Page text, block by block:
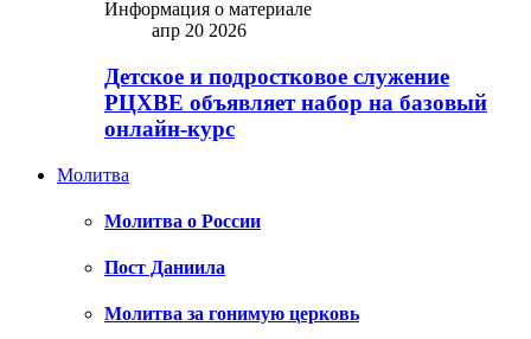
Информация о материале
апр 20 2026
Детское и подростковое служение
РЦХВЕ объявляет набор на базовый
онлайн-курс
Молитва
Молитва о России
Пост Даниила
Молитва за гонимую церковь